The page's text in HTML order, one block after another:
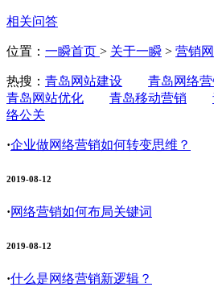
相关问答
位置： 一瞬首页 > 关于一瞬 > 营销
热搜： 青岛网站建设 青岛网络营
青岛网站优化
青岛移动营销
络公关
·企业做网络营销如何转变思维？
2019-08-12
·网络营销如何布局关键词
2019-08-12
·什么是网络营销新逻辑？